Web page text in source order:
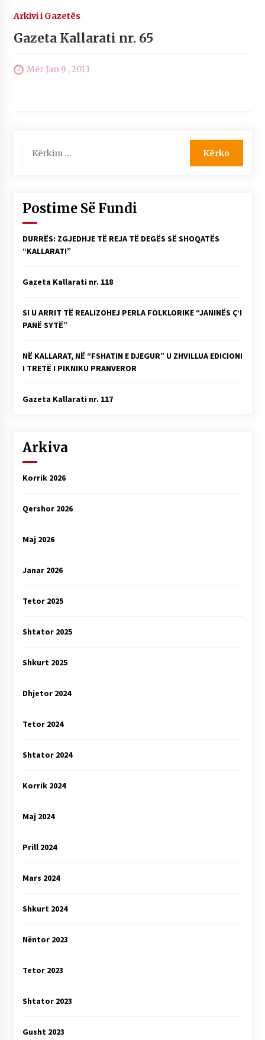
Arkivi i Gazetës
Gazeta Kallarati nr. 65
Mër Jan 9 , 2013
për:
Postime Së Fundi
DURRËS: ZGJEDHJE TË REJA TË DEGËS SË SHOQATËS
“KALLARATI”
Gazeta Kallarati nr. 118
SI U ARRIT TË REALIZOHEJ PERLA FOLKLORIKE “JANINËS Ç’I
PANË SYTË”
NË KALLARAT, NË “FSHATIN E DJEGUR” U ZHVILLUA EDICIONI
I TRETË I PIKNIKU PRANVEROR
Gazeta Kallarati nr. 117
Arkiva
Korrik 2026
Qershor 2026
Maj 2026
Janar 2026
Tetor 2025
Shtator 2025
Shkurt 2025
Dhjetor 2024
Tetor 2024
Shtator 2024
Korrik 2024
Maj 2024
Prill 2024
Mars 2024
Shkurt 2024
Nëntor 2023
Tetor 2023
Shtator 2023
Gusht 2023